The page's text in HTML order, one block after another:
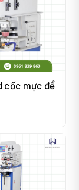
cốc mực để